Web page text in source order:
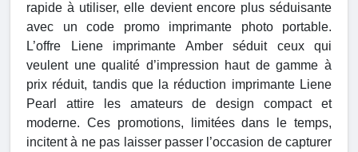
rapide à utiliser, elle devient encore plus séduisante
avec un code promo imprimante photo portable.
L’offre Liene imprimante Amber séduit ceux qui
veulent une qualité d’impression haut de gamme à
prix réduit, tandis que la réduction imprimante Liene
Pearl attire les amateurs de design compact et
moderne. Ces promotions, limitées dans le temps,
incitent à ne pas laisser passer l’occasion de capturer